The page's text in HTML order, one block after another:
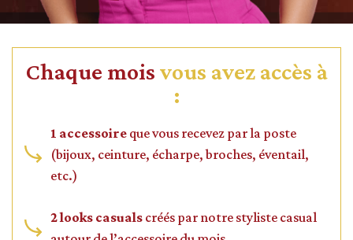
Chaque mois vous avez accès à
:
1 accessoireque vous recevez par la poste
(bijoux, ceinture, écharpe, broches, éventail,
etc.)
2 looks casualscréés par notre styliste casual